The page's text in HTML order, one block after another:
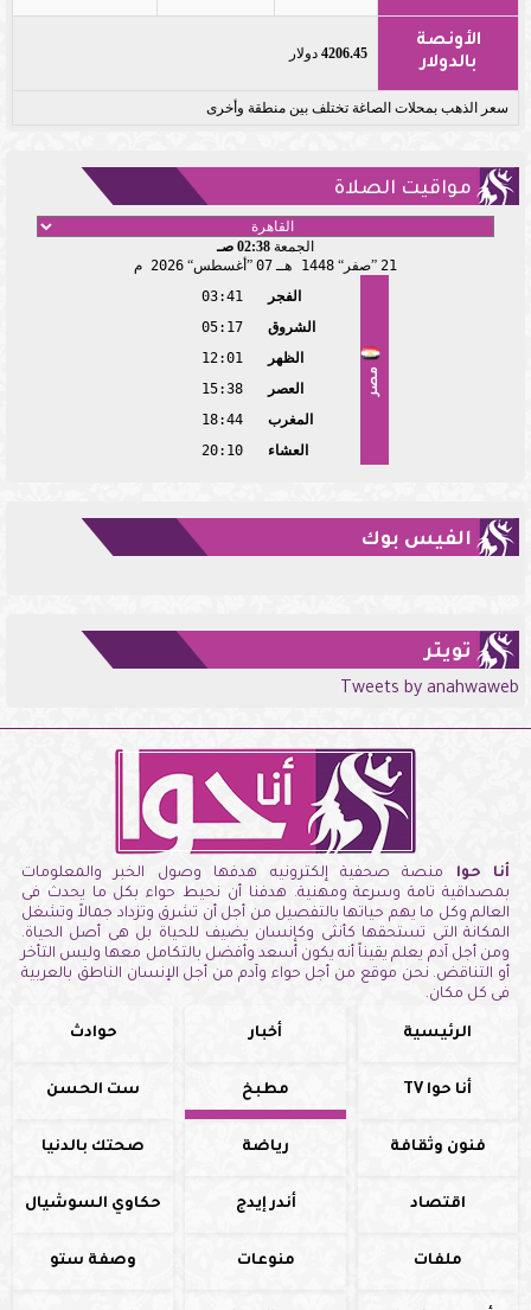
الأونصة
بالدولار
4206.45 دولار
سعر الذهب بمحلات الصاغة تختلف بين منطقة وأخرى
مواقيت الصلاة
الجمعة 02:38 صـ
21 صفر 1448 هـ 07 أغسطس 2026 م
مصر
الفجر
03:41
الشروق
05:17
الظهر
12:01
العصر
15:38
المغرب
18:44
العشاء
20:10
الفيس بوك
تويتر
Tweets by anahwaweb
أنا حوا منصة صحفية إلكترونيه هدفها وصول الخبر والمعلومات
بمصداقية تامة وسرعة ومهنية. هدفنا أن نحيط حواء بكل ما يحدث فى
العالم وكل ما يهم حياتها بالتفصيل من أجل أن تشرق وتزداد جمالاً وتشغل
المكانة التى تستحقها كأنثى وكإنسان يضيف للحياة بل هى أصل الحياة.
ومن أجل آدم يعلم يقيناً أنه يكون أسعد وأفضل بالتكامل معها وليس التأخر
أو التناقض. نحن موقع من أجل حواء وآدم من أجل الإنسان الناطق بالعربية
فى كل مكان.
الرئيسية أخبار حوادث
أنا حوا TV مطبخ ست الحسن
فنون وثقافة رياضة صحتك بالدنيا
اقتصاد أندر إيدج حكاوي السوشيال
ملفات منوعات وصفة ستو